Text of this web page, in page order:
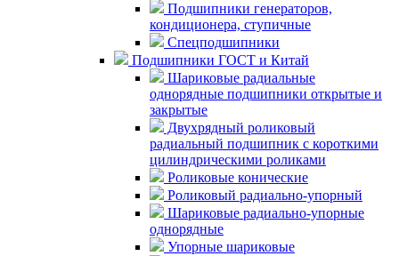
Подшипники генераторов,
кондиционера, ступичные
Спецподшипники
Подшипники ГОСТ и Китай
Шариковые радиальные
однорядные подшипники открытые и
закрытые
Двухрядный роликовый
радиальный подшипник с короткими
цилиндрическими роликами
Роликовые конические
Роликовый радиально-упорный
Шариковые радиально-упорные
однорядные
Упорные шариковые